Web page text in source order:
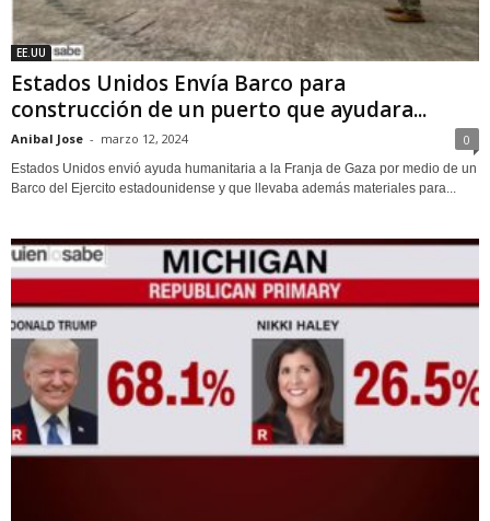
EE.UU
Estados Unidos Envía Barco para
construcción de un puerto que ayudara...
Anibal Jose - marzo 12, 2024 0
Estados Unidos envió ayuda humanitaria a la Franja de Gaza por medio de un
Barco del Ejercito estadounidense y que llevaba además materiales para...